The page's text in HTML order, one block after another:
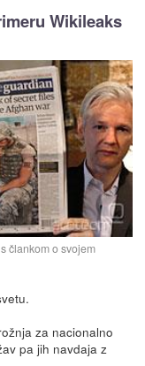
Wikileaks
člankom o svojem
za nacionalno
pa jih navdaja z